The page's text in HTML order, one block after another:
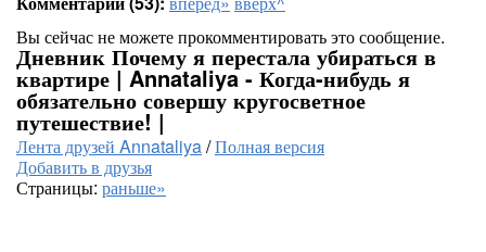
Вы сейчас не можете прокомментировать это сообщение.
Дневник Почему я перестала убираться в
квартире | Annataliya - Когда-нибудь я
обязательно совершу кругосветное
путешествие! |
Лента друзей Annataliya/Полная версия
Добавить в друзья
Страницы: раньше»